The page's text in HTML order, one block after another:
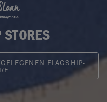
FLAGSHIP-